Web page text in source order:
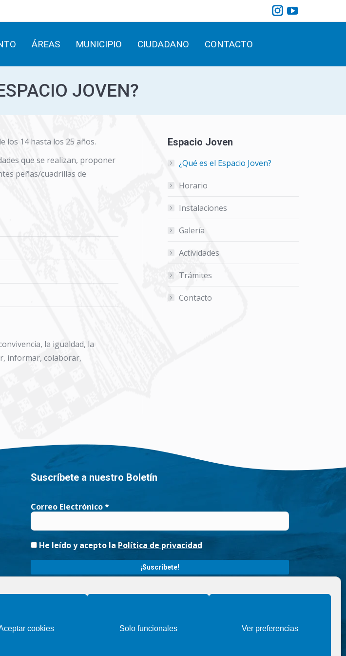
cookies Solo funcionales Ver preferencias
Instagram
new
YouTube
new
ÁREAS MUNICIPIO CIUDADANO CONTACTO
JOVEN?
los 14 hasta los 25 años.
que se realizan, proponer
peñas/cuadrillas de
la igualdad, la
informar, colaborar,
Espacio Joven
¿Qué es el Espacio Joven?
Horario
Instalaciones
Galería
Actividades
Trámites
Contacto
Suscríbete a nuestro Boletín
Correo Electrónico*
He leído y acepto la Política de privacidad
Search: